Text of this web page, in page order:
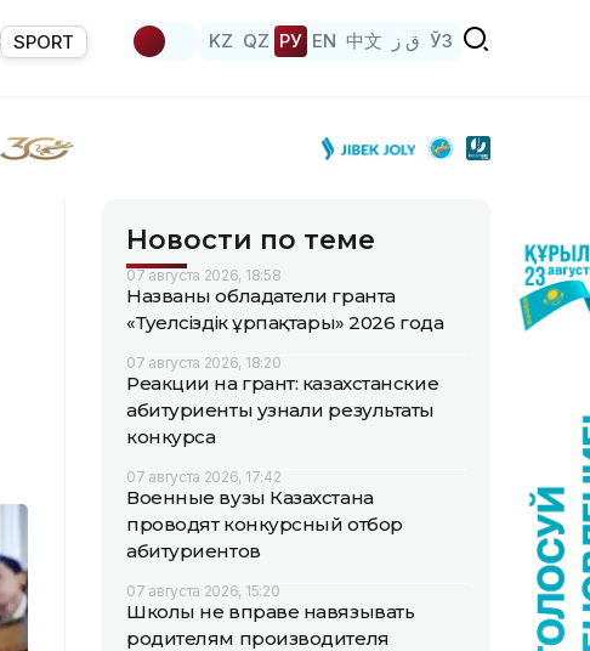
SPORT KZ QZ РУ EN 中文 ق ز ЎЗ
Новости по теме
07 августа 2026, 18:58
Названы обладатели гранта
«Тәуелсіздік ұрпақтары» 2026 года
07 августа 2026, 18:20
Реакции на грант: казахстанские
абитуриенты узнали результаты
конкурса
07 августа 2026, 17:42
Военные вузы Казахстана
проводят конкурсный отбор
абитуриентов
07 августа 2026, 15:20
Школы не вправе навязывать
родителям производителя